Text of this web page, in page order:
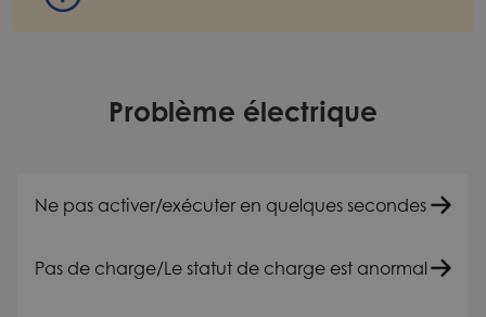
Problème électrique
Ne pas activer/exécuter en quelques secondes
Pas de charge/Le statut de charge est anormal